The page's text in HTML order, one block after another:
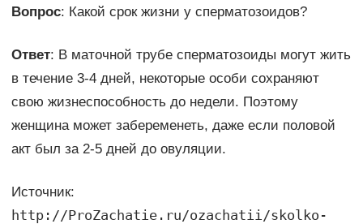
Вопрос: Какой срок жизни у сперматозоидов?
Ответ: В маточной трубе сперматозоиды могут жить
в течение 3-4 дней, некоторые особи сохраняют
свою жизнеспособность до недели. Поэтому
женщина может забеременеть, даже если половой
акт был за 2-5 дней до овуляции.
Источник:
http://ProZachatie.ru/ozachatii/skolko-